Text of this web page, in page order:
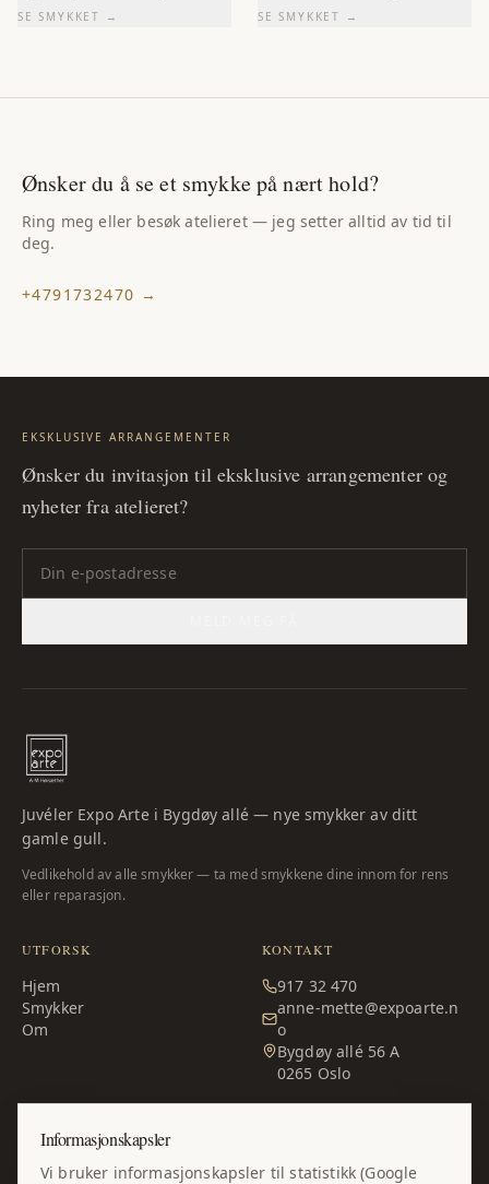
SE SMYKKET → SE SMYKKET →
Ønsker du å se et smykke på nært hold?
Ring meg eller besøk atelieret — jeg setter alltid av tid til
deg.
+4791732470 →
EKSKLUSIVE ARRANGEMENTER
Ønsker du invitasjon til eksklusive arrangementer og
nyheter fra atelieret?
Juvéler Expo Arte i Bygdøy allé — nye smykker av ditt
gamle gull.
Vedlikehold av alle smykker — ta med smykkene dine innom for rens
eller reparasjon.
UTFORSK
Hjem
Smykker
Om
KONTAKT
917 32 470
anne-mette@expoarte.n
o
Bygdøy allé 56 A
0265 Oslo
ÅPNINGSTIDER
Man – fre:10:00–17:00
Informasjonskapsler
Vi bruker informasjonskapsler til statistikk (Google